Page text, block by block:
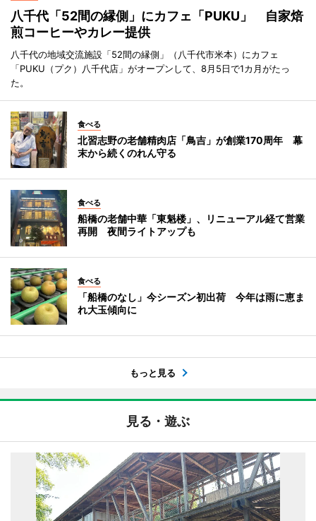
八千代「52間の縁側」にカフェ「PUKU」 自家焙
煎コーヒーやカレー提供
八千代の地域交流施設「52間の縁側」（八千代市米本）にカフェ
「PUKU（プク）八千代店」がオープンして、8月5日で1カ月がたっ
た。
食べる
北習志野の老舗精肉店「鳥吉」が創業170周年 幕
末から続くのれん守る
食べる
船橋の老舗中華「東魁楼」、リニューアル経て営業
再開 夜間ライトアップも
食べる
「船橋のなし」今シーズン初出荷 今年は雨に恵ま
れ大玉傾向に
もっと見る
見る・遊ぶ